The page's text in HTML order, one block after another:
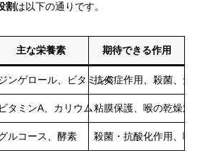
割は以下の通りです。
主な栄養素 期待できる作用
ンゲロール、ビタミンC抗炎症作用、殺菌、免
ビタミンA、カリウム粘膜保護、喉の乾燥対
ルコース、酵素 殺菌・抗酸化作用、喉